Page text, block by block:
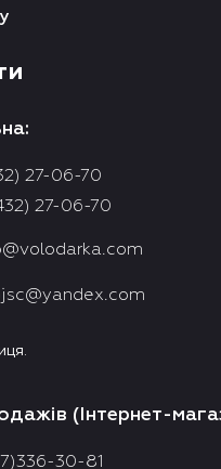
27-06-70
27-06-70
(Інтернет-
30-81